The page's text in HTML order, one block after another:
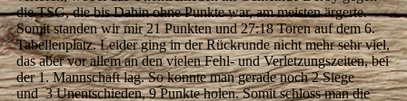
die TSG, die bis Dahin ohne Punkte war, am meisten ärgerte.
Somit standen wir mir 21 Punkten und 27:18 Toren auf dem 6.
Tabellenplatz. Leider ging in der Rückrunde nicht mehr sehr viel,
das aber vor allem an den vielen Fehl- und Verletzungszeiten, bei
der 1. Mannschaft lag. So konnte man gerade noch 2 Siege
und 3 Unentschieden, 9 Punkte holen. Somit schloss man die